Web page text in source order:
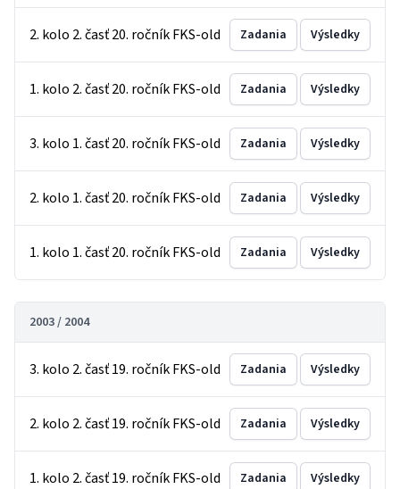
2. kolo 2. časť 20. ročník FKS-old Zadania Výsledky
1. kolo 2. časť 20. ročník FKS-old Zadania Výsledky
3. kolo 1. časť 20. ročník FKS-old Zadania Výsledky
2. kolo 1. časť 20. ročník FKS-old Zadania Výsledky
1. kolo 1. časť 20. ročník FKS-old Zadania Výsledky
2003 / 2004
3. kolo 2. časť 19. ročník FKS-old Zadania Výsledky
2. kolo 2. časť 19. ročník FKS-old Zadania Výsledky
1. kolo 2. časť 19. ročník FKS-old Zadania Výsledky